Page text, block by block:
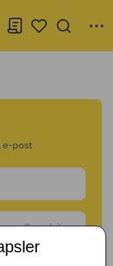
e-post
Send